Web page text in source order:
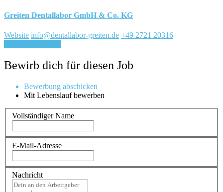
Greiten Dentallabor GmbH & Co. KG
Website info@dentallabor-greiten.de +49 2721 20316
Bewirb dich für diesen Job
Bewerbung abschicken
Mit Lebenslauf bewerben
Vollständiger Name
E-Mail-Adresse
Nachricht